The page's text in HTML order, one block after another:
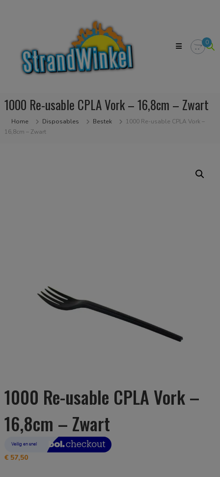
zodat
strandgevoel
in
huis
kan
halen
0
1000 Re-usable CPLA Vork – 16,8cm – Zwart
Home Disposables Bestek
1000 Re-usable CPLA Vork –
16,8cm – Zwart
1000 Re-usable CPLA Vork –
16,8cm – Zwart
€57,50